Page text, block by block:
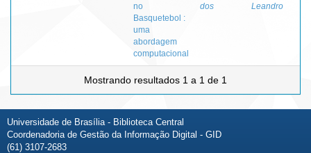
no
Basquetebol :
uma
abordagem
computacional
dos
Leandro
Mostrando resultados 1 a 1 de 1
Universidade de Brasília - Biblioteca Central
Coordenadoria de Gestão da Informação Digital - GID
(61) 3107-2683